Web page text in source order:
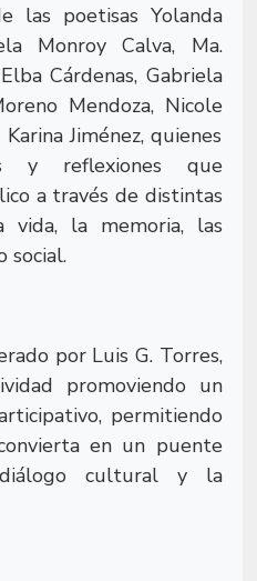
las poetisas Yolanda
Monroy Calva, Ma.
Cárdenas, Gabriela
Mendoza, Nicole
Jiménez, quienes
y reflexiones que
a través de distintas
vida, la memoria, las
social.
por Luis G. Torres,
promoviendo un
permitiendo
en un puente
cultural y la